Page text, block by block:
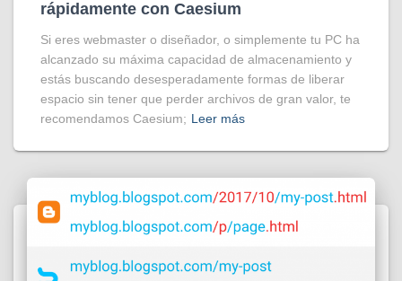
rápidamente con Caesium
Si eres webmaster o diseñador, o simplemente tu PC ha
alcanzado su máxima capacidad de almacenamiento y
estás buscando desesperadamente formas de liberar
espacio sin tener que perder archivos de gran valor, te
recomendamos Caesium; Leer más